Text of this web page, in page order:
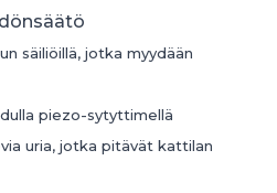
säiliöillä, jotka myydään
piezo-sytyttimellä
uria, jotka pitävät kattilan